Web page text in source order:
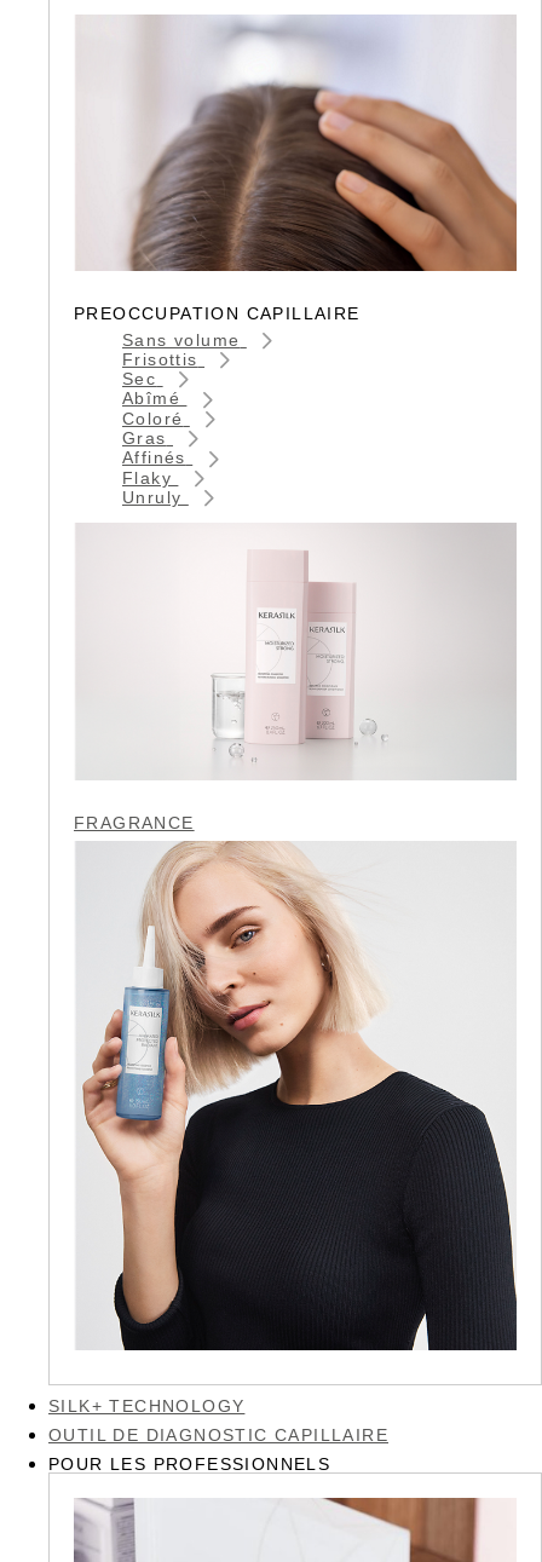
PREOCCUPATION CAPILLAIRE
Sans volume
Frisottis
Sec
Abîmé
Coloré
Gras
Affinés
Flaky
Unruly
FRAGRANCE
SILK+ TECHNOLOGY
OUTIL DE DIAGNOSTIC CAPILLAIRE
POUR LES PROFESSIONNELS